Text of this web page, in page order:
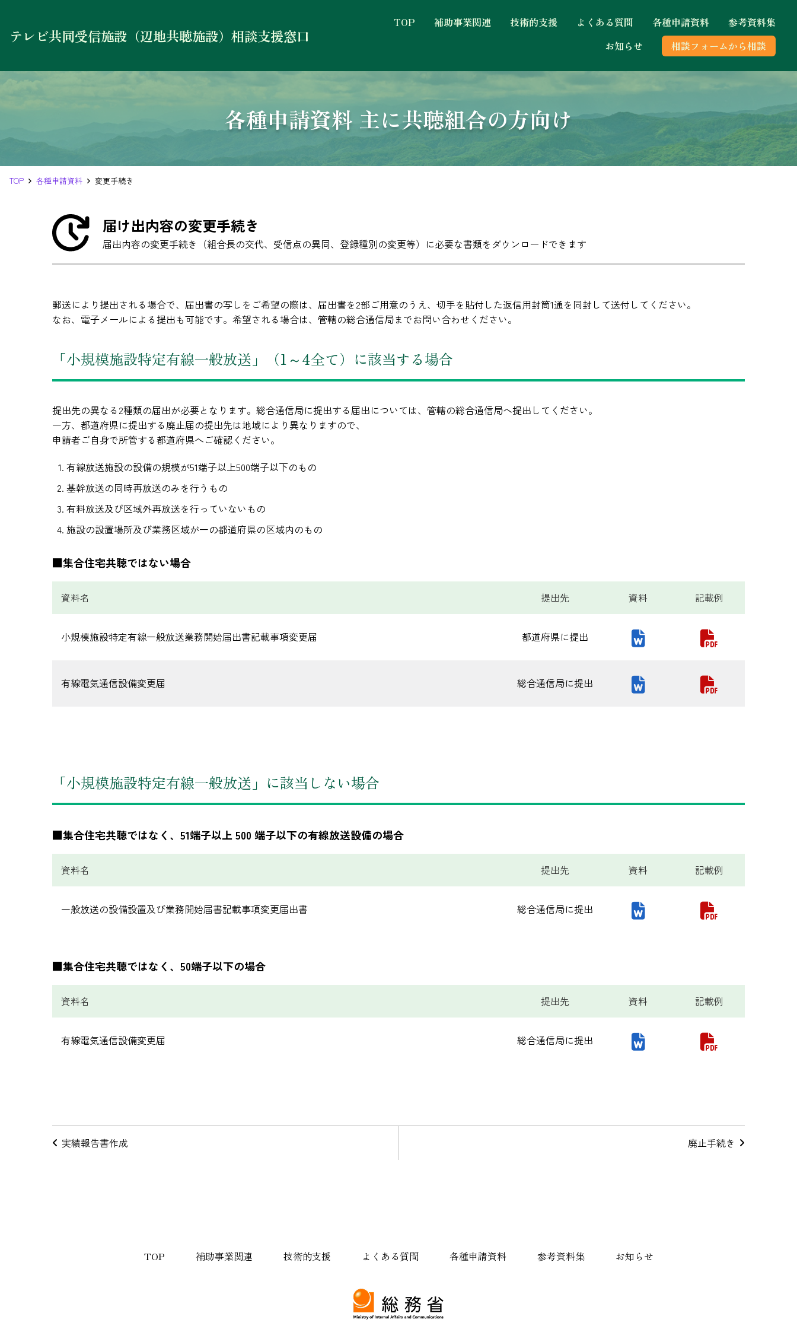
テレビ共同受信施設（辺地共聴施設）相談支援窓口
TOP 補助事業関連 技術的支援 よくある質問 各種申請資料
参考資料集
お知らせ
相談フォームから相談
各種申請資料 主に共聴組合の方向け
TOP 各種申請資料 変更手続き
届け出内容の変更手続き
届出内容の変更手続き（組合長の交代、受信点の異同、登録種別の変更等）に必要な書類を ダウンロードできます
郵送により提出される場合で、届出書の写しをご希望の際は、届出書を2部ご用意のうえ、切手を貼付した返信用封筒1通を同封して送付してください。
なお、電子メールによる提出も可能です。希望される場合は、管轄の総合通信局までお問い合わせください。
「小規模施設特定有線一般放送」（1～4全て）に該当する場合
提出先の異なる2種類の届出が必要となります。総合通信局に提出する届出については、管轄の総合通信局へ提出してください。
一方、都道府県に提出する廃止届の提出先は地域により異なりますので、
申請者ご自身で所管する都道府県へご確認ください。
有線放送施設の設備の規模が51端子以上500端子以下のもの
基幹放送の同時再放送のみを行うもの
有料放送及び区域外再放送を行っていないもの
施設の設置場所及び業務区域が一の都道府県の区域内のもの
■集合住宅共聴ではない場合
資料名 提出先 資料 記載例
小規模施設特定有線一般放送業務開始届出書記載事項変更届 都道府県に提出
有線電気通信設備変更届 総合通信局に提出
「小規模施設特定有線一般放送」に該当しない場合
■集合住宅共聴ではなく、51端子以上 500 端子以下の有線放送設備の場合
資料名 提出先 資料 記載例
一般放送の設備設置及び業務開始届書記載事項変更届出書 総合通信局に提出
■集合住宅共聴ではなく、50端子以下の場合
資料名 提出先 資料 記載例
有線電気通信設備変更届 総合通信局に提出
投
廃止手続き
実績報告書作成
TOP 補助事業関連 技術的支援 よくある質問 各種申請資料 参考資料集 お知らせ